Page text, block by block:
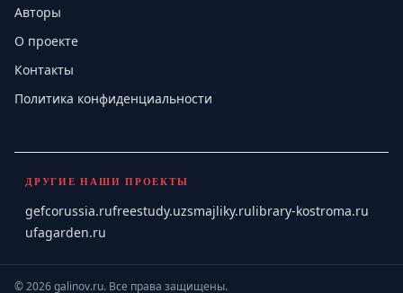
Авторы
О проекте
Контакты
Политика конфиденциальности
ДРУГИЕ НАШИ ПРОЕКТЫ
gefcorussia.rufreestudy.uzsmajliky.rulibrary-kostroma.ru
ufagarden.ru
©2026galinov.ru. Все права защищены.